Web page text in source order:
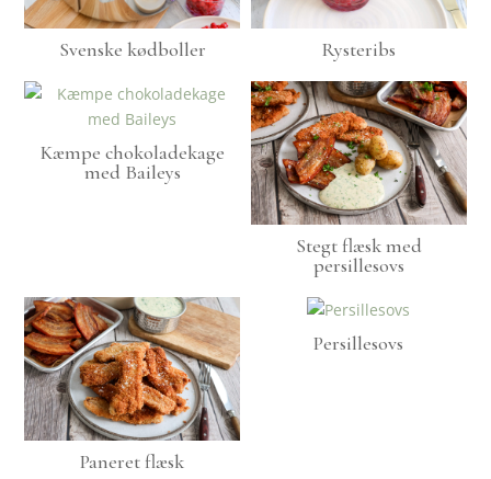
Svenske kødboller Rysteribs
Kæmpe chokoladekage
med Baileys
Stegt flæsk med
persillesovs
Paneret flæsk
Persillesovs